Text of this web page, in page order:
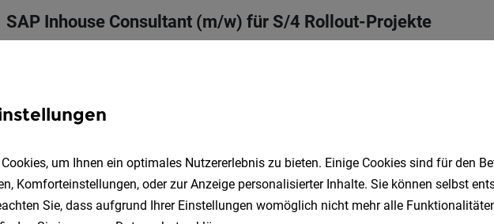
SAP Inhouse Consultant (m/w) für S/4 Rollout-Projekte
Haberkorn GmbH Vollzeit 03.08.2026
Was dich erwartet
um Ihnen ein optimales Nutzererlebnis zu bieten. Einige Cookies sind für den
Komforteinstellungen, oder zur Anzeige personalisierter Inhalte. Sie können selbst
Sie, dass aufgrund Ihrer Einstellungen womöglich nicht mehr alle